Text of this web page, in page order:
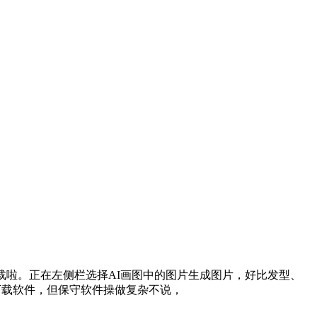
。正在左侧栏选择AI画图中的图片生成图片，好比发型、
软件，但保守软件操做复杂不说，